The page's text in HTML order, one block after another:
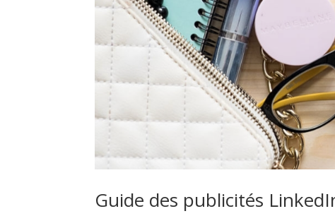
parAliceS|Août 3, 2021|Linkedin